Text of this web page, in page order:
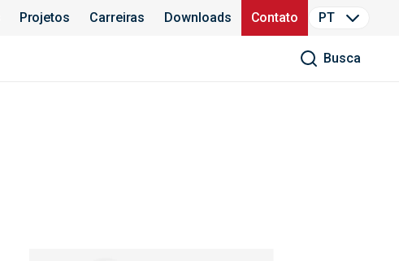
Projetos Carreiras Downloads Contato PT
Busca